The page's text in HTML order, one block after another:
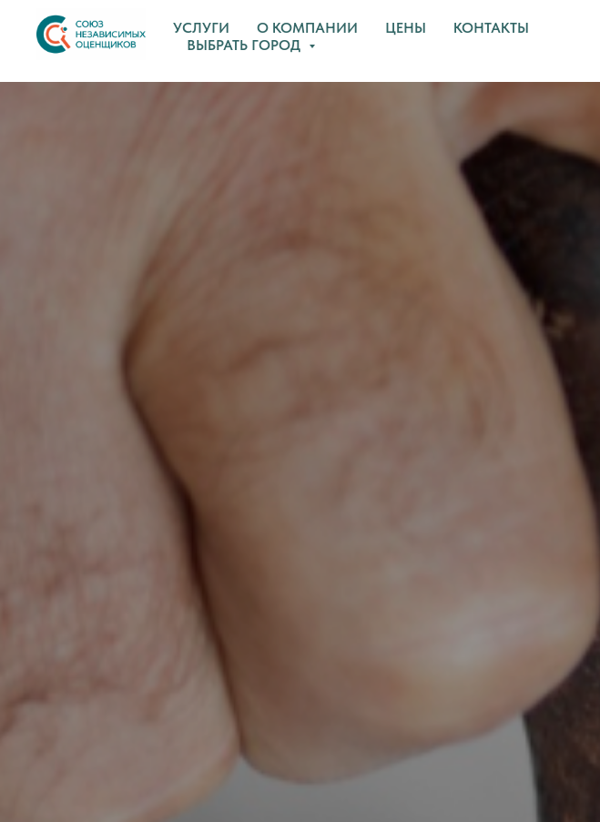
УСЛУГИ О КОМПАНИИ ЦЕНЫ
КОНТАКТЫ
ВЫБРАТЬ ГОРОД